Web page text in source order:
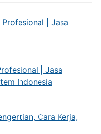
| Jasa
| Jasa
Indonesia
Cara Kerja,